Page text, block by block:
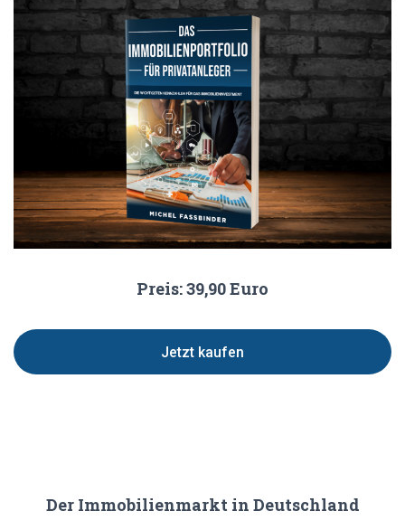
Preis: 39,90 Euro
Jetzt kaufen
Der Immobilienmarkt in Deutschland